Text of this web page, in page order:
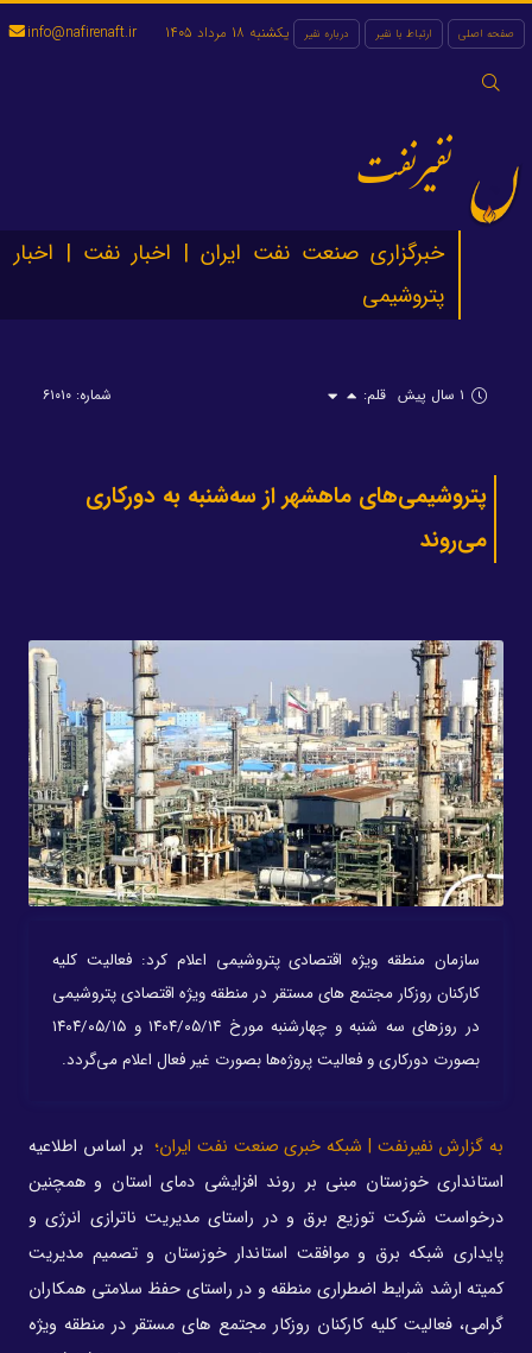
صفحه اصلی ارتباط با نفیر درباره نفیر
جستجو
یکشنبه 18 مرداد 1405 info@nafirenaft.ir
نفیرنفت
خبرگزاری صنعت نفت ایران | اخبار نفت | اخبار
پتروشیمی
۱ سال پیش قلم: شماره: ۶۱۰۱۰
پتروشیمی‌های ماهشهر از سه‌شنبه به دورکاری
می‌روند
سازمان منطقه ویژه اقتصادی پتروشیمی اعلام کرد: فعالیت کلیه
کارکنان روزکار مجتمع های مستقر در منطقه ویژه اقتصادی پتروشیمی
در روزهای سه شنبه و چهارشنبه مورخ ۱۴۰۴/۰۵/۱۴ و ۱۴۰۴/۰۵/۱۵
بصورت دورکاری و فعالیت پروژه‌ها بصورت غیر فعال اعلام می‌گردد.
به گزارش نفیرنفت | شبکه خبری صنعت نفت ایران؛ بر اساس اطلاعیه
استانداری خوزستان مبنی بر روند افزایشی دمای استان و همچنین
درخواست شرکت‌ توزیع برق و در راستای مدیریت ناترازی انرژی و
پایداری شبکه برق و موافقت استاندار خوزستان و تصمیم مدیریت
کمیته ارشد شرایط اضطراری منطقه و در راستای حفظ سلامتی همکاران
گرامی، فعالیت کلیه کارکنان روزکار مجتمع های مستقر در منطقه ویژه